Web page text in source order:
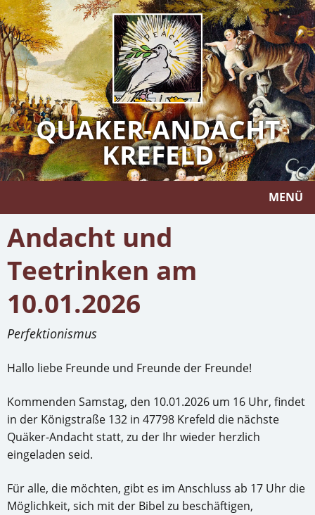
QUAKER-ANDACHT
KREFELD
MENÜ
Andacht und
Teetrinken am
10.01.2026
Perfektionismus
Hallo liebe Freunde und Freunde der Freunde!
Kommenden Samstag, den 10.01.2026 um 16 Uhr, findet
in der Königstraße 132 in 47798 Krefeld die nächste
Quäker-Andacht statt, zu der Ihr wieder herzlich
eingeladen seid.
Für alle, die möchten, gibt es im Anschluss ab 17 Uhr die
Möglichkeit, sich mit der Bibel zu beschäftigen,